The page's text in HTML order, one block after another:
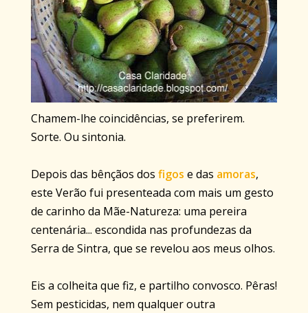
Chamem-lhe coincidências, se preferirem.
Sorte. Ou sintonia.
Depois das bênçãos dos figos e das amoras,
este Verão fui presenteada com mais um gesto
de carinho da Mãe-Natureza: uma pereira
centenária... escondida nas profundezas da
Serra de Sintra, que se revelou aos meus olhos.
Eis a colheita que fiz, e partilho convosco. Pêras!
Sem pesticidas, nem qualquer outra